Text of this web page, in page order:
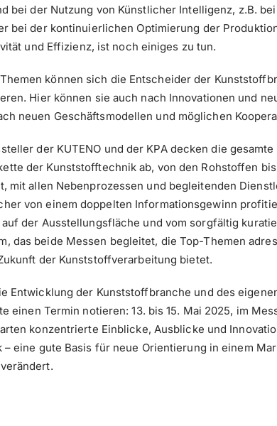
bei der Nutzung von Künstlicher Intelligenz, z.B.
bei der kontinuierlichen Optimierung der
und Effizienz, ist noch einiges zu tun.
können sich die Entscheider der
Hier können sie auch nach Innovationen und
neuen Geschäftsmodellen und möglichen
der KUTENO und der KPA decken die gesamte
der Kunststofftechnik ab, von den Rohstoffen
mit allen Nebenprozessen und begleitenden
von einem doppelten Informationsgewinn
der Ausstellungsfläche und vom sorgfältig
das beide Messen begleitet, die Top-Themen
der Kunststoffverarbeitung bietet.
Entwicklung der Kunststoffbranche und des
einen Termin notieren: 13. bis 15. Mai 2025, im
konzentrierte Einblicke, Ausblicke und
– eine gute Basis für neue Orientierung in einem